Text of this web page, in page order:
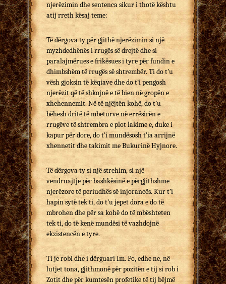
njerëzimin dhe sentenca sikur i thotë kështu
atij rreth kësaj teme:
Të dërgova ty për gjithë njerëzimin si një
myzhdedhënës i rrugës së drejtë dhe si
paralajmërues e frikësues i tyre për fundin e
dhimbshëm të rrugës së shtrembër. Ti do t’u
vësh gjoksin të këqiave dhe do t’i pengosh
njerëzit që të shkojnë e të bien në gropën e
xhehennemit. Në të njëjtën kohë, do t’u
bëhesh dritë të mbeturve në errësirën e
rrugëve të shtrembra e plot lakime e, duke i
kapur për dore, do t’i mundësosh t’ia arrijnë
xhennetit dhe takimit me Bukurinë Hyjnore.
Të dërgova ty si një strehim, si një
vendruajtje për bashkësinë e përgjithshme
njerëzore të periudhës së injorancës. Kur t’i
hapin sytë tek ti, do t’u jepet dora e do të
mbrohen dhe për sa kohë do të mbështeten
tek ti, do të kenë mundësi të vazhdojnë
ekzistencën e tyre.
Ti je robi dhe i dërguari Im. Po, edhe ne, në
lutjet tona, gjithmonë për pozitën e tij si rob i
Zotit dhe për kumtesën profetike të tij bëjmë